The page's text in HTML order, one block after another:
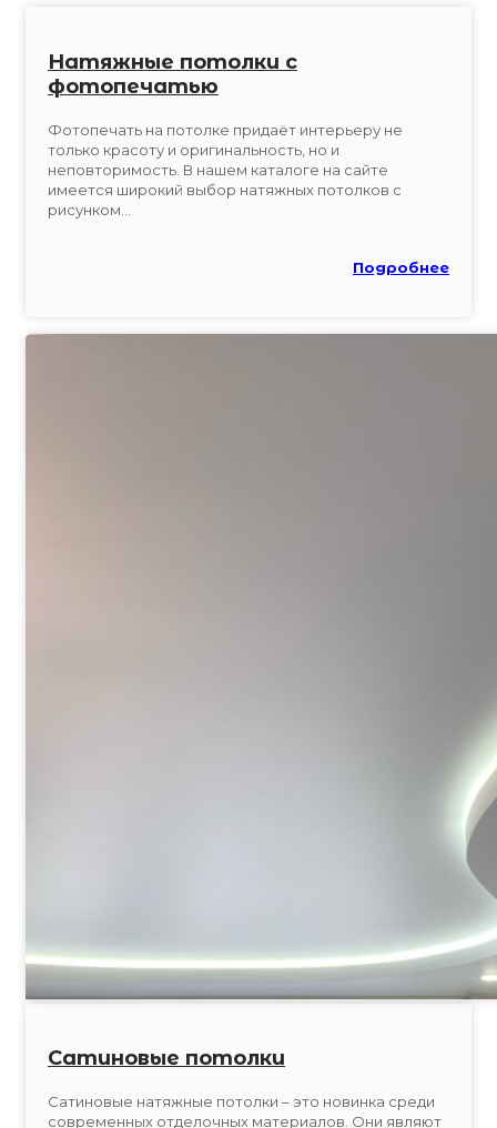
Натяжные потолки с
фотопечатью
Фотопечать на потолке придаёт интерьеру не
только красоту и оригинальность, но и
неповторимость. В нашем каталоге на сайте
имеется широкий выбор натяжных потолков с
рисунком...
Подробнее
Сатиновые потолки
Сатиновые натяжные потолки – это новинка среди
современных отделочных материалов. Они являют